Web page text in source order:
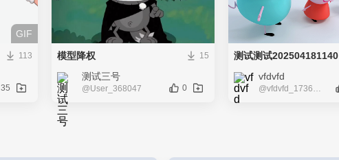
GIF
113
35
模型降权 15
测试三号
@User_368047 0
测试测试202504181140
vfdvfd